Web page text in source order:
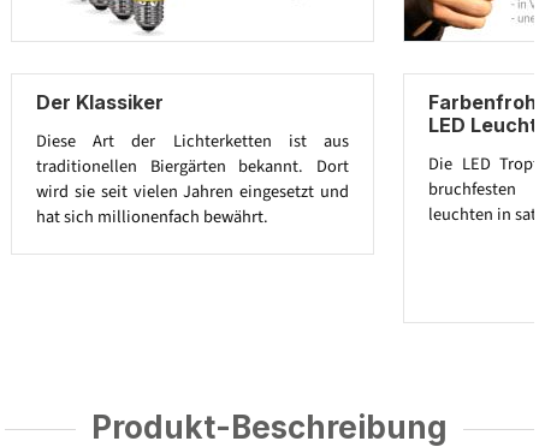
Der Klassiker
Diese Art der Lichterketten ist aus
traditionellen Biergärten bekannt. Dort
wird sie seit vielen Jahren eingesetzt und
hat sich millionenfach bewährt.
LED
Die LED
bruchfesten
leuchten in
Produkt-Beschreibung